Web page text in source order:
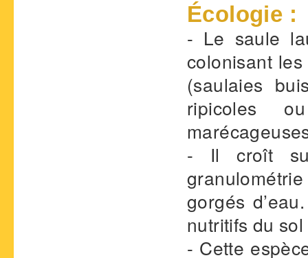
Écologie :
- Le saule
colonisant
(saulaies
ripicoles
- Il croît
gorgés
nutritifs du
- Cette